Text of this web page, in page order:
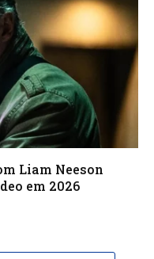
Liam Neeson
em 2026